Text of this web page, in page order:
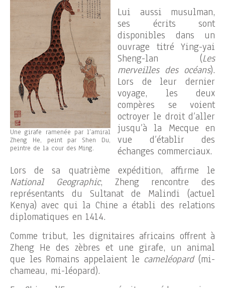
Une girafe ramenée par l’amiral
Zheng He, peint par Shen Du,
peintre de la cour des Ming.
Lui aussi musulman,
ses écrits sont
disponibles dans un
ouvrage titré Ying-yai
Sheng-lan (Les
merveilles des océans).
Lors de leur dernier
voyage, les deux
compères se voient
octroyer le droit d’aller
jusqu’à la Mecque en
vue d’établir des
échanges commerciaux.
Lors de sa quatrième expédition, affirme le
National Geographic, Zheng rencontre des
représentants du Sultanat de Malindi (actuel
Kenya) avec qui la Chine a établi des relations
diplomatiques en 1414.
Comme tribut, les dignitaires africains offrent à
Zheng He des zèbres et une girafe, un animal
que les Romains appelaient le cameléopard(mi-
chameau, mi-léopard).